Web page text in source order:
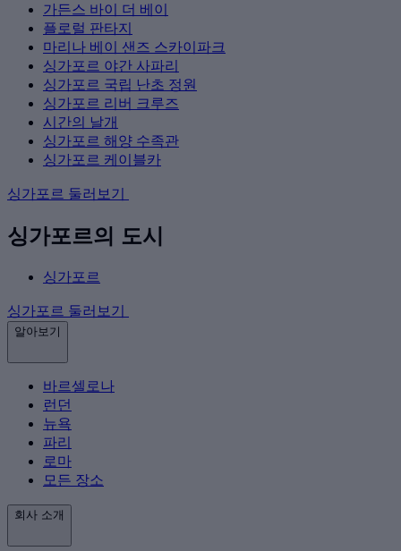
가든스 바이 더 베이
플로럴 판타지
마리나 베이 샌즈 스카이파크
싱가포르 야간 사파리
싱가포르 국립 난초 정원
싱가포르 리버 크루즈
시간의 날개
싱가포르 해양 수족관
싱가포르 케이블카
싱가포르 둘러보기
싱가포르의 도시
싱가포르
싱가포르 둘러보기
알아보기
바르셀로나
런던
뉴욕
파리
로마
모든 장소
회사 소개